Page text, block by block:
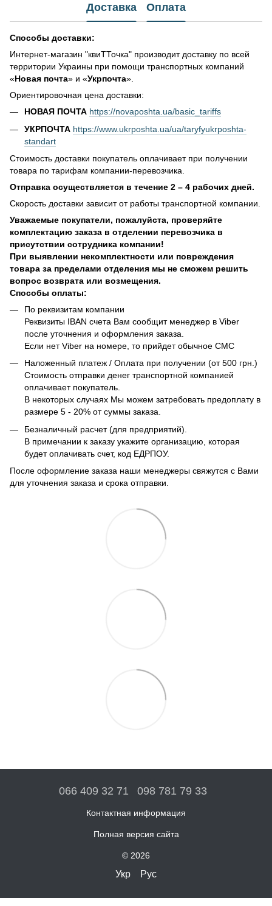
Доставка Оплата
Способы доставки:
Интернет-магазин "квиТТочка" производит доставку по всей
территории Украины при помощи транспортных компаний
«Новая почта» и «Укрпочта».
Ориентировочная цена доставки:
НОВАЯ ПОЧТА https://novaposhta.ua/basic_tariffs
УКРПОЧТА https://www.ukrposhta.ua/ua/taryfyukrposhta-
standart
Стоимость доставки покупатель оплачивает при получении
товара по тарифам компании-перевозчика.
Отправка осуществляется в течение 2 – 4 рабочих дней.
Скорость доставки зависит от работы транспортной компании.
Уважаемые покупатели, пожалуйста, проверяйте
комплектацию заказа в отделении перевозчика в
присутствии сотрудника компании!
При выявлении некомплектности или повреждения
товара за пределами отделения мы не сможем решить
вопрос возврата или возмещения.
Способы оплаты:
По реквизитам компании
Реквизиты IBAN счета Вам сообщит менеджер в Viber
после уточнения и оформления заказа.
Если нет Viber на номере, то прийдет обычное СМС
Наложенный платеж / Оплата при получении (от 500 грн.)
Стоимость отправки денег транспортной компанией
оплачивает покупатель.
В некоторых случаях Мы можем затребовать предоплату в
размере 5 - 20% от суммы заказа.
Безналичный расчет (для предприятий).
В примечании к заказу укажите организацию, которая
будет оплачивать счет, код ЕДРПОУ.
После оформление заказа наши менеджеры свяжутся с Вами
для уточнения заказа и срока отправки.
066 409 32 71 098 781 79 33
Контактная информация
Полная версия сайта
© 2026
Укр Рус